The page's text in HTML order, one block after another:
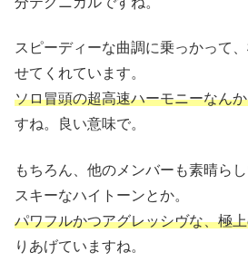
スピーディーな曲調に乗っかって
せてくれています。
ソロ冒頭の超高速ハーモニーなん
すね。良い意味で。
もちろん、他のメンバーも素晴ら
スキーなハイトーンとか。
パワフルかつアグレッシヴな、極
りあげていますね。